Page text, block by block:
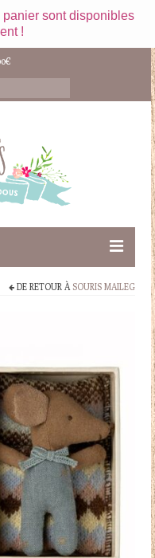
sont disponibles
!
€
DE RETOUR À SOURIS MAILEG